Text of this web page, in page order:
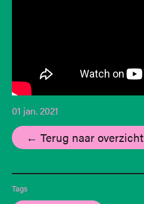
01 jan. 2021
← Terug naar overzicht
Tags